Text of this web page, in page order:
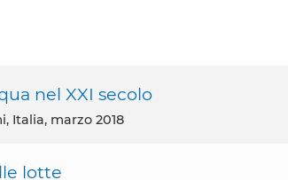
nel XXI secolo
Italia, marzo 2018
lotte